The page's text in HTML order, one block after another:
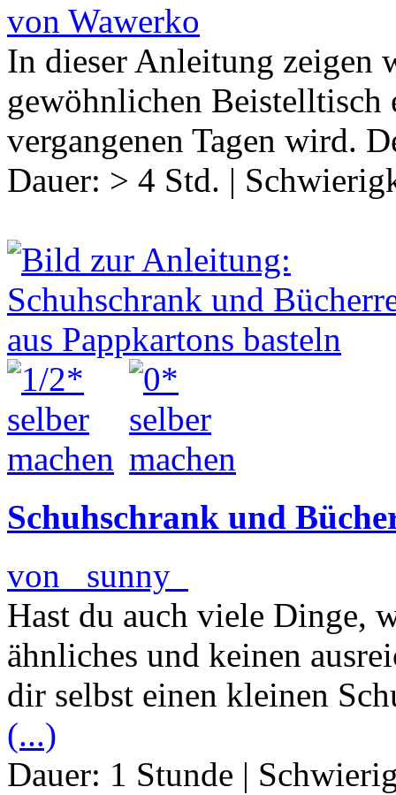
von Wawerko
In dieser Anleitung zeigen
gewöhnlichen Beistelltisch
vergangenen Tagen wird.
Dauer: > 4 Std. |
Schuhschrank und
von _sunny_
Hast du auch viele Dinge,
ähnliches und keinen
dir selbst einen kleinen
(...)
Dauer: 1 Stunde |